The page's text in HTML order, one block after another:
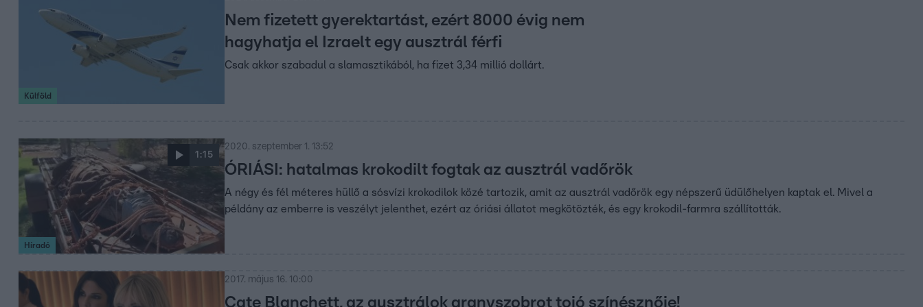
Külföld
Nem fizetett gyerektartást, ezért 8000 évig nem
hagyhatja el Izraelt egy ausztrál férfi
Csak akkor szabadul a slamasztikából, ha fizet 3,34 millió dollárt.
1:15
Híradó
2020. szeptember 1. 13:52
ÓRIÁSI: hatalmas krokodilt fogtak az ausztrál vadőrök
A négy és fél méteres hüllő a sósvízi krokodilok közé tartozik, amit az ausztrál vadőrök egy népszerű üdülőhelyen kaptak el. Mivel a
példány az emberre is veszélyt jelenthet, ezért az óriási állatot megkötözték, és egy krokodil-farmra szállították.
2017. május 16. 10:00
Cate Blanchett, az ausztrálok aranyszobrot tojó színésznője!